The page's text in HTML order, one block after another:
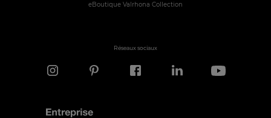
eBoutique Valrhona Collection
Réseaux sociaux